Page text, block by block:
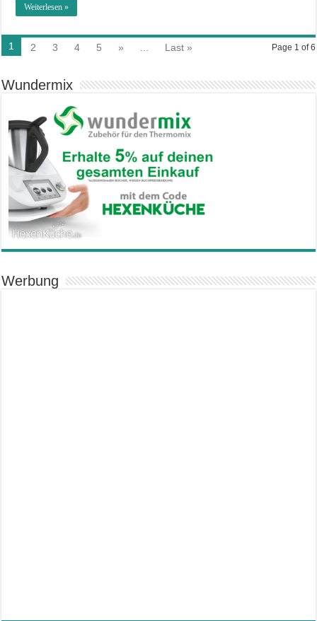
Weiterlesen »
Page 1 of 6
1 2 3 4 5 » Last »
Wundermix
Werbung